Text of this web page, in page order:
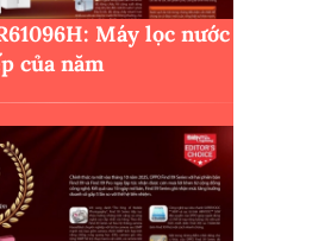
Máy lọc nước
của năm